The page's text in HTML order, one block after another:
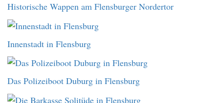
Historische Wappen am Flensburger Nordertor
Innenstadt in Flensburg
Das Polizeiboot Duburg in Flensburg